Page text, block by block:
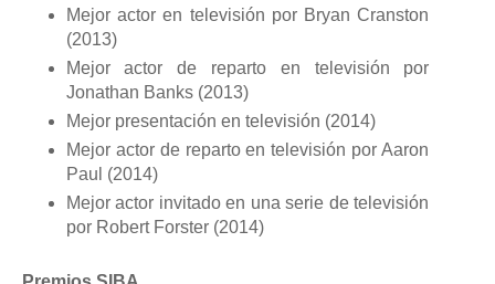
Mejor actor en televisión por Bryan Cranston
(2013)
Mejor actor de reparto en televisión por
Jonathan Banks (2013)
Mejor presentación en televisión (2014)
Mejor actor de reparto en televisión por Aaron
Paul (2014)
Mejor actor invitado en una serie de televisión
por Robert Forster (2014)